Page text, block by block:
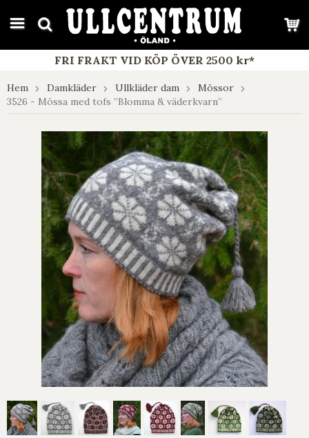
google-site-verification: google7e4b1026db5d9f32.html
FRI FRAKT VID KÖP ÖVER 2500 kr*
Hem Damkläder Ullkläder dam
Mössor
3526 - Mössa med tofs ”Blomma & väderkvarn”